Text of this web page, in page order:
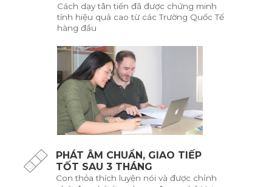
Cách dạy tân tiến đã được chứng minh
tính hiệu quả cao từ các Trường Quốc Tế
hàng đầu
PHÁT ÂM CHUẨN, GIAO TIẾP
TỐT SAU 3 THÁNG
Con thỏa thích luyện nói và được chỉnh